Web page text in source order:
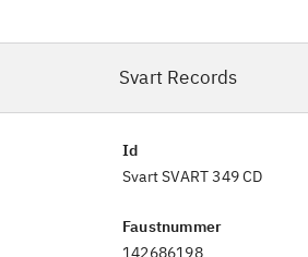
Svart Records
Id
Svart SVART 349 CD
Faustnummer
142686198